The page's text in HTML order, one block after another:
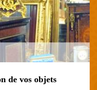
de vos objets